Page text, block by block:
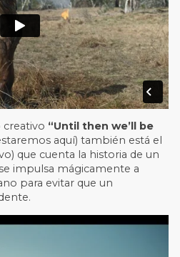
“Until then we’ll be
aquí) también está el
que cuenta la historia de un
impulsa mágicamente a
para evitar que un